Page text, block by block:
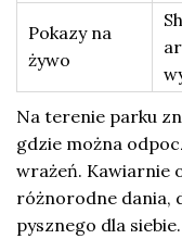
Pokazy na
żywo
Na terenie parku
gdzie można
wrażeń. Kawiarnie
różnorodne dania,
pysznego dla